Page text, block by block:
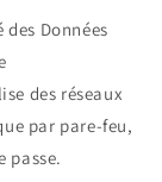
Données
des réseaux
par pare-feu,
passe.